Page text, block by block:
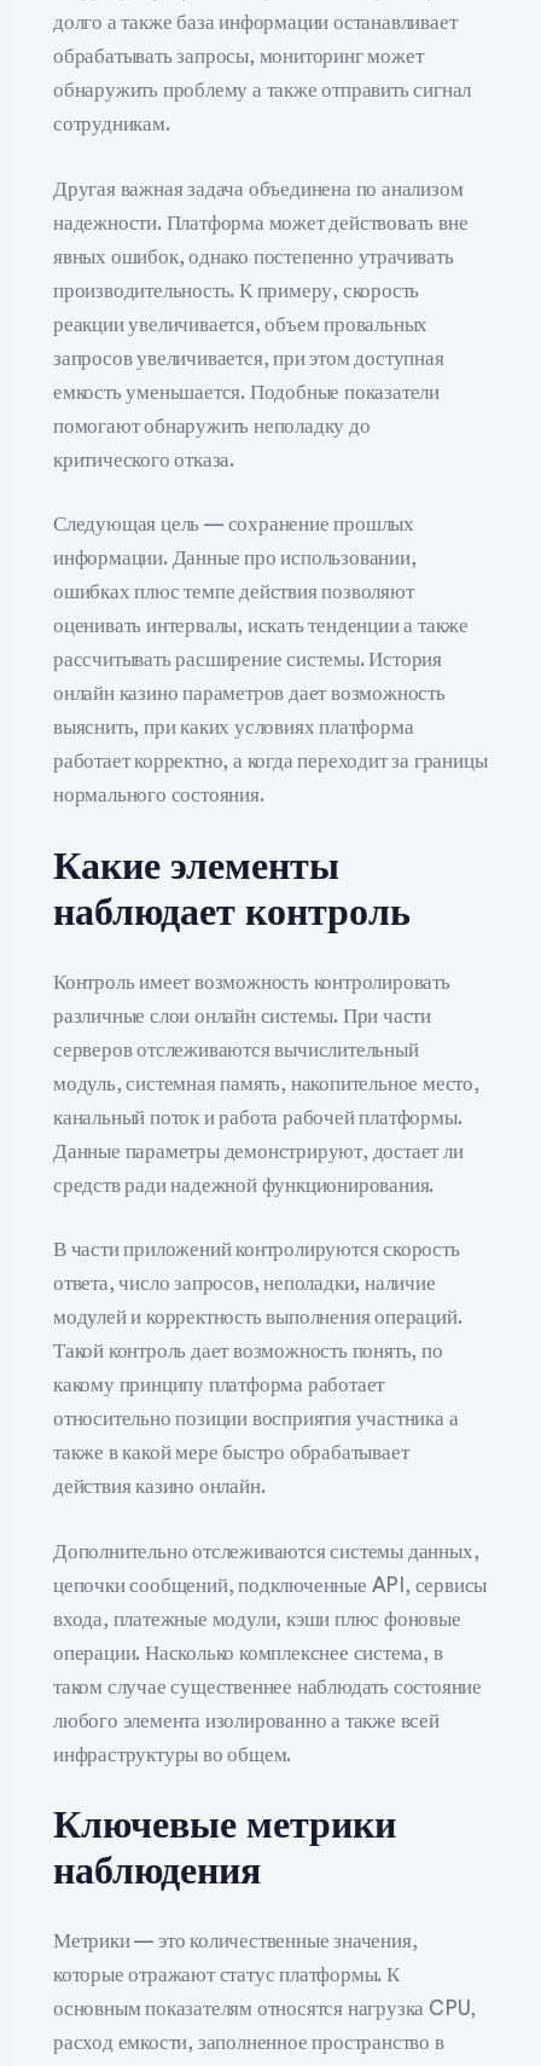
долго а также база информации останавливает
обрабатывать запросы, мониторинг может
обнаружить проблему а также отправить сигнал
сотрудникам.
Другая важная задача объединена по анализом
надежности. Платформа может действовать вне
явных ошибок, однако постепенно утрачивать
производительность. К примеру, скорость
реакции увеличивается, объем провальных
запросов увеличивается, при этом доступная
емкость уменьшается. Подобные показатели
помогают обнаружить неполадку до
критического отказа.
Следующая цель — сохранение прошлых
информации. Данные про использовании,
ошибках плюс темпе действия позволяют
оценивать интервалы, искать тенденции а также
рассчитывать расширение системы. История
онлайн казино параметров дает возможность
выяснить, при каких условиях платформа
работает корректно, а когда переходит за границы
нормального состояния.
Какие элементы
наблюдает контроль
Контроль имеет возможность контролировать
различные слои онлайн системы. При части
серверов отслеживаются вычислительный
модуль, системная память, накопительное место,
канальный поток и работа рабочей платформы.
Данные параметры демонстрируют, достает ли
средств ради надежной функционирования.
В части приложений контролируются скорость
ответа, число запросов, неполадки, наличие
модулей и корректность выполнения операций.
Такой контроль дает возможность понять, по
какому принципу платформа работает
относительно позиции восприятия участника а
также в какой мере быстро обрабатывает
действия казино онлайн.
Дополнительно отслеживаются системы данных,
цепочки сообщений, подключенные API, сервисы
входа, платежные модули, кэши плюс фоновые
операции. Насколько комплекснее система, в
таком случае существеннее наблюдать состояние
любого элемента изолированно а также всей
инфраструктуры во общем.
Ключевые метрики
наблюдения
Метрики — это количественные значения,
которые отражают статус платформы. К
основным показателям относятся нагрузка CPU,
расход емкости, заполненное пространство в